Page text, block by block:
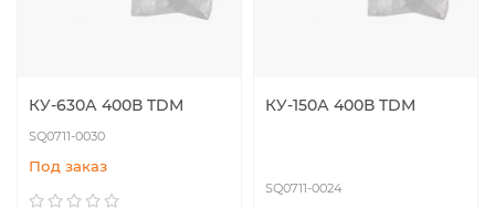
КУ-630А 400В TDM
SQ0711-0030
Под заказ
КУ-150А 400В TDM
SQ0711-0024